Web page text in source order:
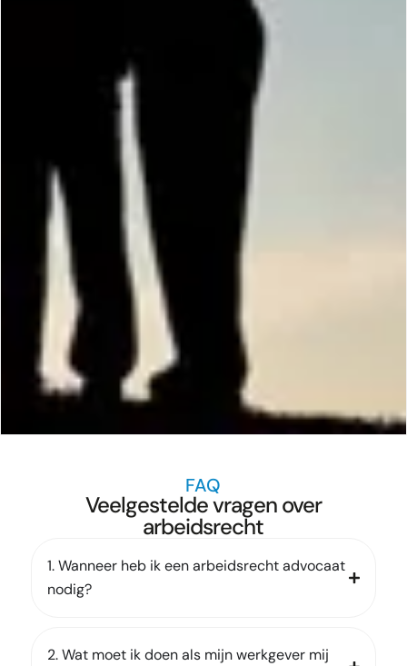
FAQ
Veelgestelde vragen over
arbeidsrecht
1. Wanneer heb ik een arbeidsrecht advocaat
nodig?
2. Wat moet ik doen als mijn werkgever mij